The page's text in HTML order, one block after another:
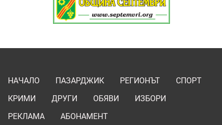
НАЧАЛО ПАЗАРДЖИК РЕГИОНЪТ
СПОРТ
КРИМИ
ДРУГИ ОБЯВИ
ИЗБОРИ
РЕКЛАМА
АБОНАМЕНТ